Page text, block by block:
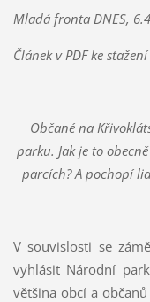
Mladá fronta DNES,
Článek v PDF ke stažení
Občané na
parku. Jak je to
parcích? A pochopí
V souvislosti se
vyhlásit Národní
většina obcí a